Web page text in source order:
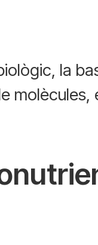
la
molècules,